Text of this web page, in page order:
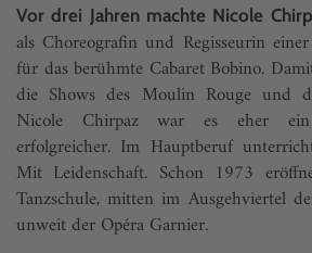
Vor drei Jahren machte Nicole
als Choreografin und Regisseurin
für das berühmte Cabaret Bobino.
die Shows des Moulin Rouge und
Nicole Chirpaz war es eher ein
erfolgreicher. Im Hauptberuf
Mit Leidenschaft. Schon 1973
Tanzschule, mitten im Ausgehviertel
unweit der Opéra Garnier.